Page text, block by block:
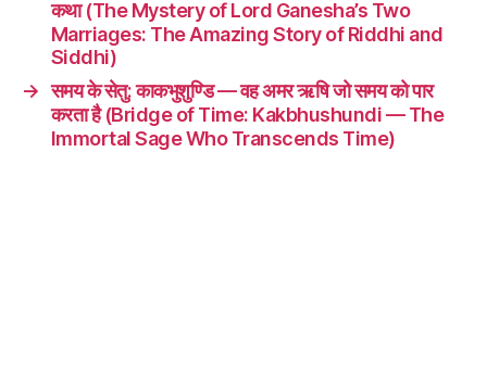
कथा (The Mystery of Lord Ganesha’s Two
Marriages: The Amazing Story of Riddhi and
Siddhi)
→ समय के सेतु: काकभुशुण्डि — वह अमर ऋषि जो समय को पार
करता है (Bridge of Time: Kakbhushundi — The
Immortal Sage Who Transcends Time)